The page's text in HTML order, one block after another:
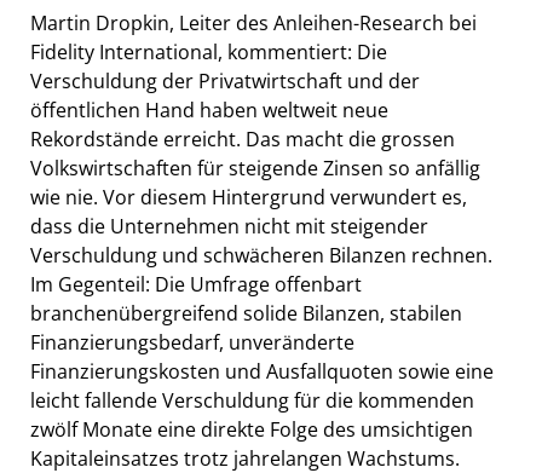
Martin Dropkin, Leiter des Anleihen-Research bei
Fidelity International, kommentiert: Die
Verschuldung der Privatwirtschaft und der
öffentlichen Hand haben weltweit neue
Rekordstände erreicht. Das macht die grossen
Volkswirtschaften für steigende Zinsen so anfällig
wie nie. Vor diesem Hintergrund verwundert es,
dass die Unternehmen nicht mit steigender
Verschuldung und schwächeren Bilanzen rechnen.
Im Gegenteil: Die Umfrage offenbart
branchenübergreifend solide Bilanzen, stabilen
Finanzierungsbedarf, unveränderte
Finanzierungskosten und Ausfallquoten sowie eine
leicht fallende Verschuldung für die kommenden
zwölf Monate eine direkte Folge des umsichtigen
Kapitaleinsatzes trotz jahrelangen Wachstums.